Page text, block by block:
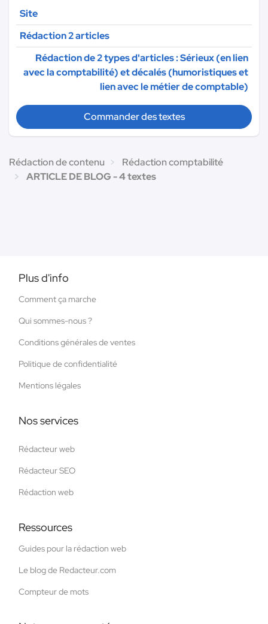
Site
Rédaction 2 articles
Rédaction de 2 types d'articles : Sérieux (en lien
avec la comptabilité) et décalés (humoristiques et
lien avec le métier de comptable)
Commander des textes
Rédaction de contenu
Rédaction comptabilité
ARTICLE DE BLOG - 4 textes
Plus d'info
Comment ça marche
Qui sommes-nous ?
Conditions générales de ventes
Politique de confidentialité
Mentions légales
Nos services
Rédacteur web
Rédacteur SEO
Rédaction web
Ressources
Guides pour la rédaction web
Le blog de Redacteur.com
Compteur de mots